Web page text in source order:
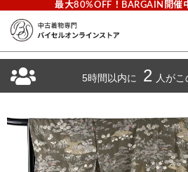
最大80%OFF！BARGAIN開催
5時間以内に 2 人が